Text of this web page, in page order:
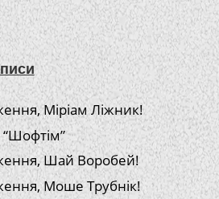
Міріам Ліжник!
Шай Воробей!
Моше Трубнік!